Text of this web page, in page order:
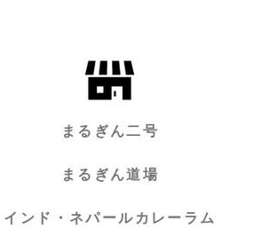
まるぎん二号
インド・ネパールカレーラム
まるぎん道場